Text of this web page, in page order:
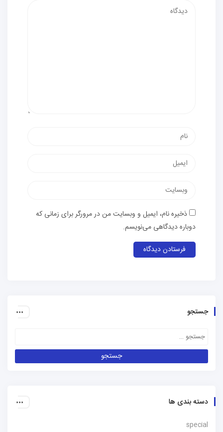
پست
وب‌سایت
ذخیره نام، ایمیل و وبسایت من در مرورگر برای زمانی که
دوباره دیدگاهی می‌نویسم.
جستجو
دسته بندی ها
special